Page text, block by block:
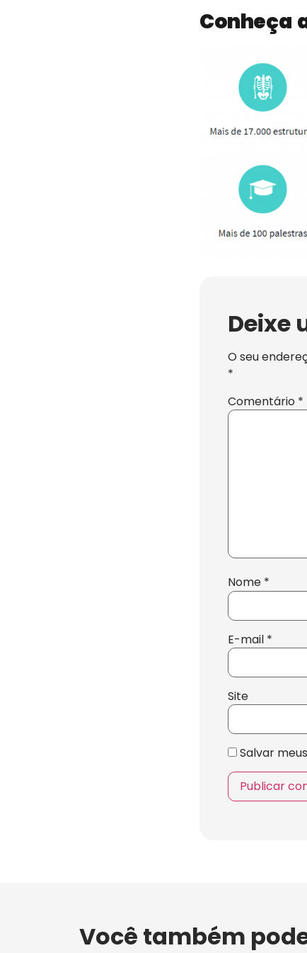
Conheça
Deixe
O seu
*
Comentário *
Nome *
E-mail *
Site
Salvar
Você também